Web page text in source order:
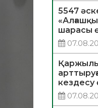
5547
шарасы
кездесу